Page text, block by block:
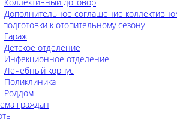
Дополнительное соглашение
к отопительному сезону
Гараж
Детское отделение
Инфекционное отделение
Лечебный корпус
Поликлиника
Роддом
граждан